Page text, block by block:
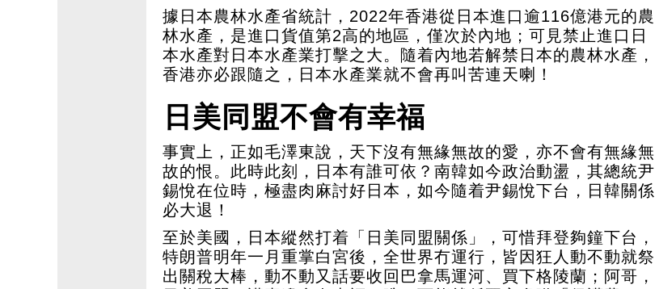
據日本農林水產省統計，2022年香港從日本進口逾116億港元的農
林水產，是進口貨值第2高的地區，僅次於內地；可見禁止進口日
本水產對日本水產業打擊之大。隨着內地若解禁日本的農林水產，
香港亦必跟隨之，日本水產業就不會再叫苦連天喇！
日美同盟不會有幸福
事實上，正如毛澤東說，天下沒有無緣無故的愛，亦不會有無緣無
故的恨。此時此刻，日本有誰可依？南韓如今政治動盪，其總統尹
錫悅在位時，極盡肉麻討好日本，如今隨着尹錫悅下台，日韓關係
必大退！
至於美國，日本縱然打着「日美同盟關係」，可惜拜登夠鐘下台，
特朗普明年一月重掌白宮後，全世界冇運行，皆因狂人動不動就祭
出關稅大棒，動不動又話要收回巴拿馬運河、買下格陵蘭；阿哥，